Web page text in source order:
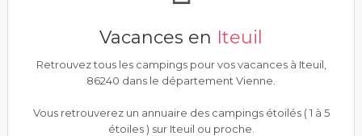
Vacances en Iteuil
Retrouvez tous les campings pour vos vacances à Iteuil,
86240 dans le département Vienne.
Vous retrouverez un annuaire des campings étoilés ( 1 à 5
étoiles ) sur Iteuil ou proche.